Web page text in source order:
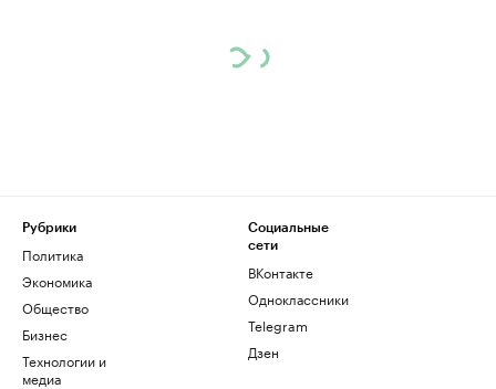
Рубрики
Политика
Экономика
Общество
Бизнес
Технологии и
медиа
Социальные
сети
ВКонтакте
Одноклассники
Telegram
Дзен